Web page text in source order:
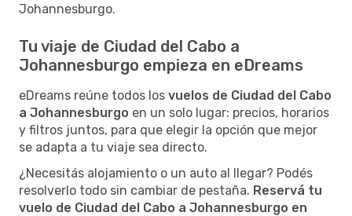
Johannesburgo.
Tu viaje de Ciudad del Cabo a
Johannesburgo empieza en eDreams
eDreams reúne todos los vuelos de Ciudad del Cabo
a Johannesburgo en un solo lugar: precios, horarios
y filtros juntos, para que elegir la opción que mejor
se adapta a tu viaje sea directo.
¿Necesitás alojamiento o un auto al llegar? Podés
resolverlo todo sin cambiar de pestaña. Reservá tu
vuelo de Ciudad del Cabo a Johannesburgo en